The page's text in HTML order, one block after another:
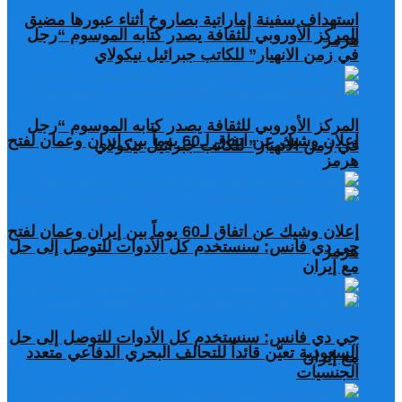
المركز الأوروبي للثقافة يصدر كتابه الموسوم “رجل
في زمن الانهيار” للكاتب جبرائيل نيكولاي
إعلان وشيك عن اتفاق لـ60 يوماً بين إيران وعمان لفتح
هرمز
جي دي فانس: سنستخدم كل الأدوات للتوصل إلى حل
مع إيران
السعودية تعيّن قائداً للتحالف البحري الدفاعي متعدد
الجنسيات
استهداف سفينة إماراتية بصاروخ أثناء عبورها مضيق
هرمز
المركز الأوروبي للثقافة يصدر كتابه الموسوم “رجل
في زمن الانهيار” للكاتب جبرائيل نيكولاي
إعلان وشيك عن اتفاق لـ60 يوماً بين إيران وعمان لفتح
هرمز
جي دي فانس: سنستخدم كل الأدوات للتوصل إلى حل
مع إيران